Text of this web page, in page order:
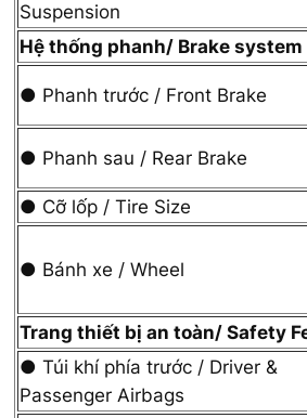
Suspension
Hệ thống phanh/ Brake system
● Phanh trước / Front Brake
● Phanh sau / Rear Brake
● Cỡ lốp / Tire Size
● Bánh xe / Wheel
Trang thiết bị an toàn/ Safety
● Túi khí phía trước / Driver &
Passenger Airbags